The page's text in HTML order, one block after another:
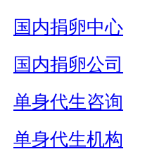
国内捐卵中心
国内捐卵公司
单身代生咨询
单身代生机构